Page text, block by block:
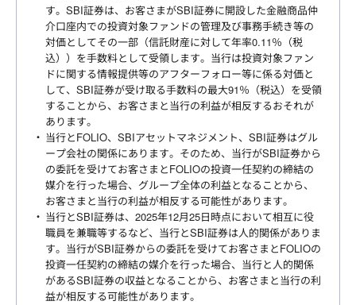
す。SBI証券は、お客さまがSBI証券に開設した金融商品仲
介口座内での投資対象ファンドの管理及び事務手続き等の
対価としてその一部（信託財産に対して年率0.11％（税
込））を手数料として受領します。当行は投資対象ファン
ドに関する情報提供等のアフターフォロー等に係る対価と
して、SBI証券が受け取る手数料の最大91％（税込）を受領
することから、お客さまと当行の利益が相反するおそれが
あります。
当行とFOLIO、SBIアセットマネジメント、SBI証券はグル
ープ会社の関係にあります。そのため、当行がSBI証券から
の委託を受けてお客さまとFOLIOの投資一任契約の締結の
媒介を行った場合、グループ全体の利益となることから、
お客さまと当行の利益が相反する可能性があります。
当行とSBI証券は、2025年12月25日時点において相互に役
職員を兼職等するなど、当行とSBI証券は人的関係がありま
す。当行がSBI証券からの委託を受けてお客さまとFOLIOの
投資一任契約の締結の媒介を行った場合、当行と人的関係
があるSBI証券の収益となることから、お客さまと当行の利
益が相反する可能性があります。